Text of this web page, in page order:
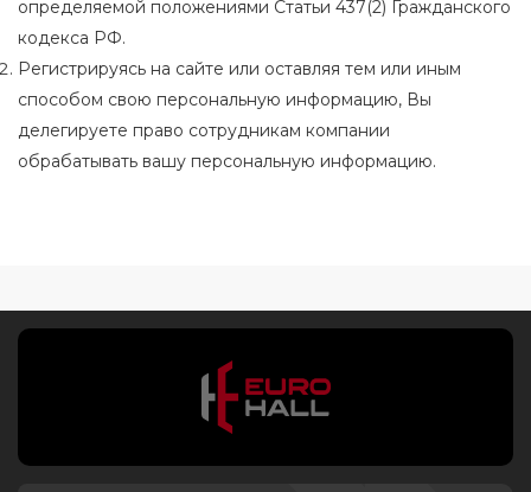
определяемой положениями Статьи 437(2) Гражданского
кодекса РФ.
Регистрируясь на сайте или оставляя тем или иным
способом свою персональную информацию, Вы
делегируете право сотрудникам компании
обрабатывать вашу персональную информацию.